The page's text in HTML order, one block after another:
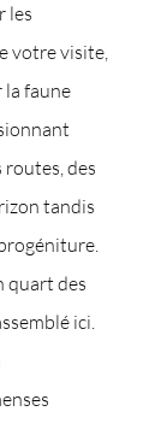
les
votre visite,
la faune
des
tandis
quart des
ici.